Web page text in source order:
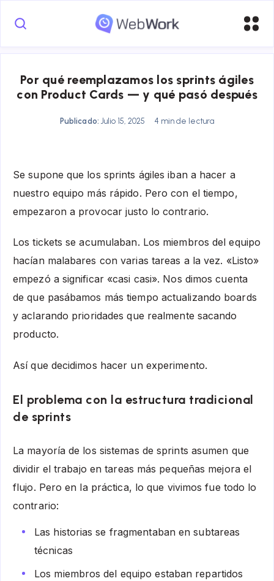
Por qué reemplazamos los sprints ágiles
con Product Cards — y qué pasó después
Publicado: Julio 15, 2025 4 min de lectura
Se supone que los sprints ágiles iban a hacer a
nuestro equipo más rápido. Pero con el tiempo,
empezaron a provocar justo lo contrario.
Los tickets se acumulaban. Los miembros del equipo
hacían malabares con varias tareas a la vez. «Listo»
empezó a significar «casi casi». Nos dimos cuenta
de que pasábamos más tiempo actualizando boards
y aclarando prioridades que realmente sacando
producto.
Así que decidimos hacer un experimento.
El problema con la estructura tradicional
de sprints
La mayoría de los sistemas de sprints asumen que
dividir el trabajo en tareas más pequeñas mejora el
flujo. Pero en la práctica, lo que vivimos fue todo lo
contrario:
Las historias se fragmentaban en subtareas
técnicas
Los miembros del equipo estaban repartidos